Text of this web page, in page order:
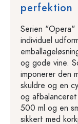
perfektion
Serien "Opera"
individuel
og gode vine.
imponerer den
skuldre og en
og
500 ml og en
sikkert med